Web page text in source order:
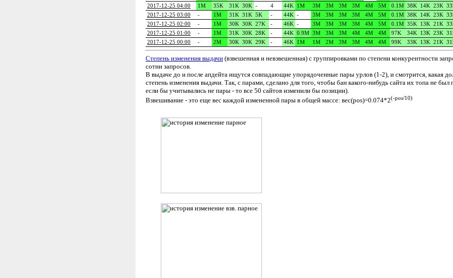
2017-12-25 04:00
1M 35K 31K 30K - 4 44K 1M 3M 3M 3M 3M 4M 5M 0.1M 38K 14K 23K
2017-12-25 03:00
- 1M 31K 31K 5K - 44K - 3M 3M 3M 3M 4M 5M 0.1M 38K 14K 23K
2017-12-25 02:00
- 1M 30K 30K 27K - 46K - 3M 3M 3M 3M 4M 5M 0.1M 35K 13K 21K
2017-12-25 01:00
- 1M 31K 30K 28K - 44K 0.9M 3M 3M 3M 4M 4M 4M 97K 34K 13K 23K
2017-12-25 00:00
- 2M 30K 30K 29K - 46K 1M 1M 2M 3M 3M 4M 4M 99K 33K 13K 21K
Степень изменения выдачи (взвешенная и невзвешенная) с группировками по степени конкурентности
сотни запросов.
В выдаче до и после апдейта ищутся совпадающие упорядоченные пары урлов (1-2), и смотрится, какая
степень изменения выдачи. Так, с парами, сделано для того, чтобы бан какого-нибудь сайта их топа не
если бы учитывались не пары - то все 50 сайтов изменили бы позиции).
Взвешивание - это еще вес каждой измененной пары в общей массе: вес(pos)=0.074*2(-pos/10)